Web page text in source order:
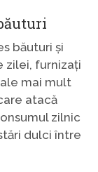
băuturi și
zilei, furnizați
mai mult
atacă
zilnic
dulci între